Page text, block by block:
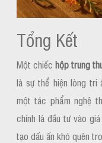
Tổng Kết
Một chiếchộp trung
là sự thể hiện lòng tri
một tác phẩm nghệ
chính là đầu tư vào
tạo dấu ấn khó quên